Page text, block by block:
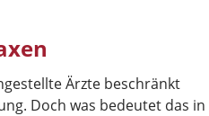
Ärzte beschränkt
Doch was bedeutet das in